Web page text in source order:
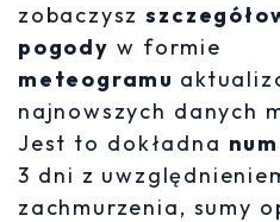
zobaczysz
pogody w formie
meteogramu
najnowszych danych
Jest to dokładna
3 dni z
zachmurzenia, sumy